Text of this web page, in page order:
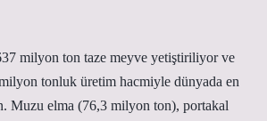
milyon ton taze meyve yetiştiriliyor ve
tonluk üretim hacmiyle dünyada en
Muzu elma (76,3 milyon ton), portakal